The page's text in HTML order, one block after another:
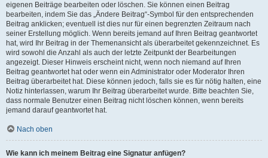
eigenen Beiträge bearbeiten oder löschen. Sie können einen Beitrag
bearbeiten, indem Sie das „Ändere Beitrag“-Symbol für den entsprechenden
Beitrag anklicken; eventuell ist dies nur für einen begrenzten Zeitraum nach
seiner Erstellung möglich. Wenn bereits jemand auf Ihren Beitrag geantwortet
hat, wird Ihr Beitrag in der Themenansicht als überarbeitet gekennzeichnet. Es
wird sowohl die Anzahl als auch der letzte Zeitpunkt der Bearbeitungen
angezeigt. Dieser Hinweis erscheint nicht, wenn noch niemand auf Ihren
Beitrag geantwortet hat oder wenn ein Administrator oder Moderator Ihren
Beitrag überarbeitet hat. Diese können jedoch, falls sie es für nötig halten, eine
Notiz hinterlassen, warum Ihr Beitrag überarbeitet wurde. Bitte beachten Sie,
dass normale Benutzer einen Beitrag nicht löschen können, wenn bereits
jemand darauf geantwortet hat.
Nach oben
Wie kann ich meinem Beitrag eine Signatur anfügen?